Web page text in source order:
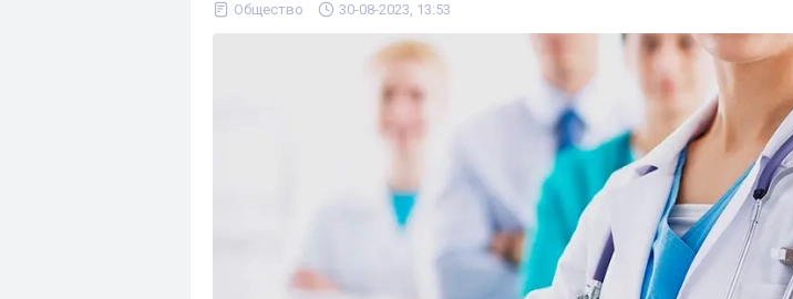
Общество 30-08-2023, 13:53